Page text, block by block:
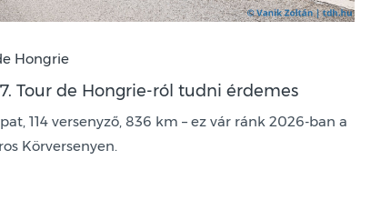
Hongrie
Tour de Hongrie-ról tudni érdemes
114 versenyző, 836 km – ez vár ránk 2026-ban a
Körversenyen.